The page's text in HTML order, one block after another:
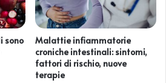
sono
Malattie infiammatorie
croniche intestinali: sintomi,
fattori di rischio, nuove
terapie